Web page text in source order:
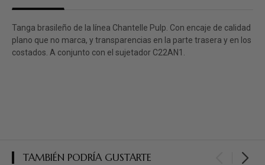
Tanga brasileño de la línea Chantelle Pulp. Con encaje de calidad
plano que no marca, y transparencias en la parte trasera y en los
costados. A conjunto con el sujetador C22AN1.
TAMBIÉN PODRÍA GUSTARTE